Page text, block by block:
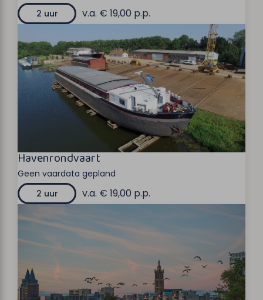
2 uur
v.a. € 19,00 p.p.
Havenrondvaart
Geen vaardata gepland
2 uur
v.a. € 19,00 p.p.